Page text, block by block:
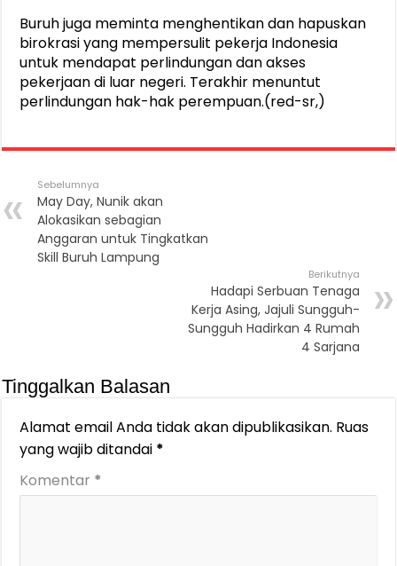
Buruh juga meminta menghentikan dan hapuskan
birokrasi yang mempersulit pekerja Indonesia
untuk mendapat perlindungan dan akses
pekerjaan di luar negeri. Terakhir menuntut
perlindungan hak-hak perempuan.(red-sr,)
Sebelumnya
May Day, Nunik akan
Alokasikan sebagian
Anggaran untuk Tingkatkan
Skill Buruh Lampung
Berikutnya
Hadapi Serbuan Tenaga
Kerja Asing, Jajuli Sungguh-
Sungguh Hadirkan 4 Rumah
4 Sarjana
Tinggalkan Balasan
Alamat email Anda tidak akan dipublikasikan. Ruas
yang wajib ditandai *
Komentar *